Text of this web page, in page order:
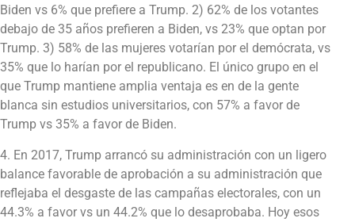
Biden vs 6% que prefiere a Trump. 2) 62% de los votantes
debajo de 35 años prefieren a Biden, vs 23% que optan por
Trump. 3) 58% de las mujeres votarían por el demócrata, vs
35% que lo harían por el republicano. El único grupo en el
que Trump mantiene amplia ventaja es en de la gente
blanca sin estudios universitarios, con 57% a favor de
Trump vs 35% a favor de Biden.
4. En 2017, Trump arrancó su administración con un ligero
balance favorable de aprobación a su administración que
reflejaba el desgaste de las campañas electorales, con un
44.3% a favor vs un 44.2% que lo desaprobaba. Hoy esos